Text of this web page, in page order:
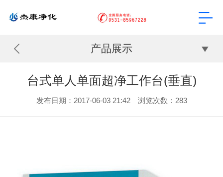
产品展示
台式单人单面超净工作台(垂直)
发布日期：2017-06-03 21:42 浏览次数： 283